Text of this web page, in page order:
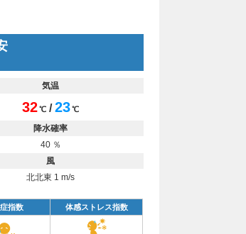
気温
32℃ /23℃
降水確率
40 ％
風
北北東 1 m/s
指数 体感ストレス指数